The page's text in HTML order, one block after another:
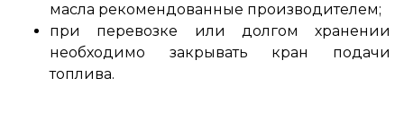
масла рекомендованные производителем;
при перевозке или долгом хранении
необходимо закрывать кран подачи
топлива.